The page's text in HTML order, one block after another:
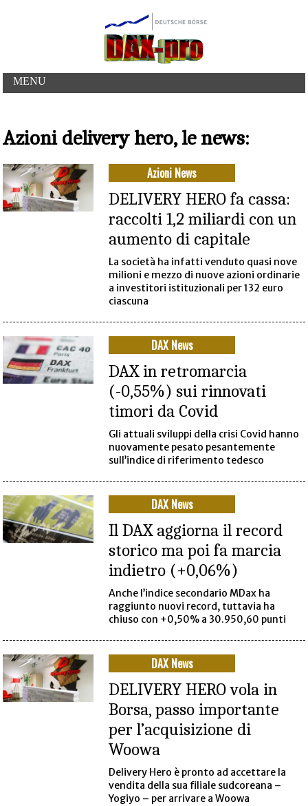
MENU
Azioni delivery hero, le news:
Azioni News
DELIVERY HERO fa cassa:
raccolti 1,2 miliardi con un
aumento di capitale
La società ha infatti venduto quasi nove
milioni e mezzo di nuove azioni ordinarie
a investitori istituzionali per 132 euro
ciascuna
DAX News
DAX in retromarcia
(-0,55%) sui rinnovati
timori da Covid
Gli attuali sviluppi della crisi Covid hanno
nuovamente pesato pesantemente
sull’indice di riferimento tedesco
DAX News
Il DAX aggiorna il record
storico ma poi fa marcia
indietro (+0,06%)
Anche l’indice secondario MDax ha
raggiunto nuovi record, tuttavia ha
chiuso con +0,50% a 30.950,60 punti
DAX News
DELIVERY HERO vola in
Borsa, passo importante
per l’acquisizione di
Woowa
Delivery Hero è pronto ad accettare la
vendita della sua filiale sudcoreana –
Yogiyo – per arrivare a Woowa